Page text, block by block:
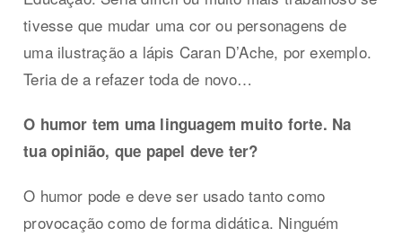
tivesse que mudar uma cor ou personagens de
uma ilustração a lápis Caran D’Ache, por exemplo.
Teria de a refazer toda de novo…
O humor tem uma linguagem muito forte. Na
tua opinião, que papel deve ter?
O humor pode e deve ser usado tanto como
provocação como de forma didática. Ninguém